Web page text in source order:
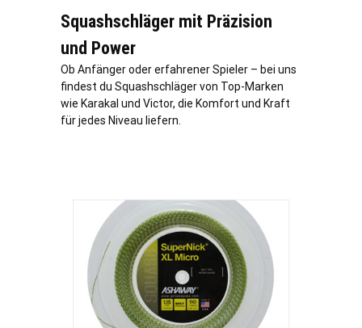
Squashschläger mit Präzision
und Power
Ob Anfänger oder erfahrener Spieler – bei uns
findest du Squashschläger von Top-Marken
wie Karakal und Victor, die Komfort und Kraft
für jedes Niveau liefern.